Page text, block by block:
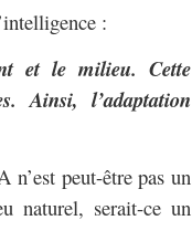
:
et le milieu. Cette
Ainsi, l’adaptation
peut-être pas un
naturel, serait-ce un